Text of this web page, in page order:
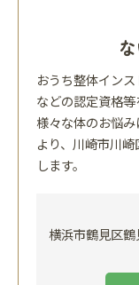
おうち整体イン
などの認定資格等
様々な体のお悩
より、川崎市川
します。
横浜市鶴見区